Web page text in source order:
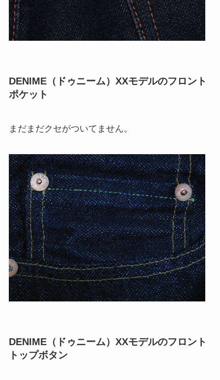
DENIME（ドゥニーム）XXモデルのフロント
ポケット
まだまだクセがついてません。
DENIME（ドゥニーム）XXモデルのフロント
トップボタン